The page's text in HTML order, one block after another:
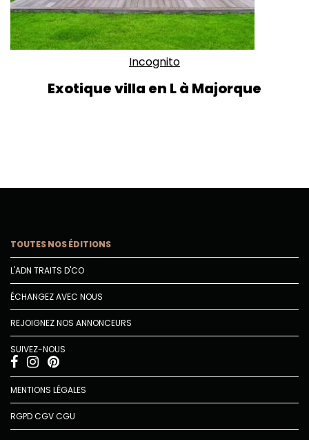
Incognito
Exotique villa en L à Majorque
TOUTES NOS ÉDITIONS
L'ADN TRAITS D'CO
ÉCHANGEZ AVEC NOUS
REJOIGNEZ NOS ANNONCEURS
SUIVEZ-NOUS
MENTIONS LÉGALES
RGPDCGVCGU